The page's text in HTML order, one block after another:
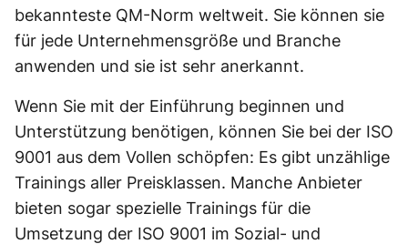
bekannteste QM-Norm weltweit. Sie können sie
für jede Unternehmensgröße und Branche
anwenden und sie ist sehr anerkannt.
Wenn Sie mit der Einführung beginnen und
Unterstützung benötigen, können Sie bei der ISO
9001 aus dem Vollen schöpfen: Es gibt unzählige
Trainings aller Preisklassen. Manche Anbieter
bieten sogar spezielle Trainings für die
Umsetzung der ISO 9001 im Sozial- und